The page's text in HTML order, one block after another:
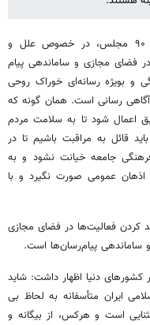
سید مصطفی میرسلیم عضو کمیسیون اصل ۹۰ مجلس، در خصوص علل و
فضای مجازی و ساماندهی پیام
و بویژه رسانه‌ای خوراک روحی
رسانی است. همان گونه که
اعمال شود تا به سلامت مردم
قائل به مراقبت باشیم تا در
جامعه خیانت نشود و به
عمومی صورت نگیرد و با
کردن فعالیت‌ها در فضای مجازی
ساماندهی پیام‌رسان‌ها است.
کشورهای دنیا اظهار داشت: شاید
ایران متأسفانه به لحاظ بی
است و هرکس، از بیگانه و